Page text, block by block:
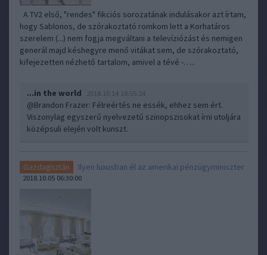
A TV2 első, "rendes" fikciós sorozatának indulásakor azt írtam,
hogy Sablonos, de szórakoztató romkom lett a Korhatáros
szerelem (...) nem fogja megváltani a televíziózást és nemigen
generál majd késhegyre menő vitákat sem, de szórakoztató,
kifejezetten nézhető tartalom, amivel a tévé -…..
...in the world 2018.10.14 10:55:24
@Brandon Frazer: Félreértés ne essék, ehhez sem ért.
Viszonylag egyszerű nyelvezetű szinopszisokat írni utoljára
középsuli elején volt kunszt.
Gazdagisztán Ilyen luxusban él az amerikai pénzügyminiszter
2018.10.05 06:30:00